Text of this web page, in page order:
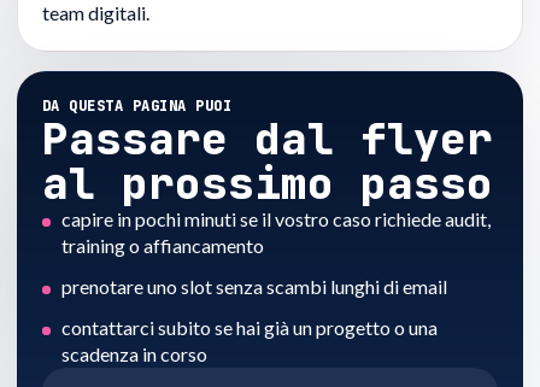
team digitali.
DA QUESTA PAGINA PUOI
Passare dal flyer
al prossimo passo
capire in pochi minuti se il vostro caso richiede audit,
training o affiancamento
prenotare uno slot senza scambi lunghi di email
contattarci subito se hai già un progetto o una
scadenza in corso